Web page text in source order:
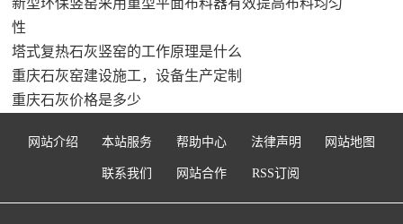
性
塔式复热石灰竖窑的工作原理是什么
重庆石灰窑建设施工，设备生产定制
重庆石灰价格是多少
网站介绍 本站服务 帮助中心 法律声明 网站地图
联系我们 网站合作 RSS订阅